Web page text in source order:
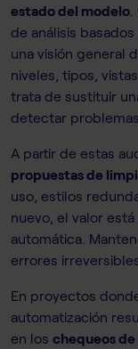
estado del modelo
de análisis
una visión general
niveles, tipos,
trata de sustituir
detectar
A partir de estas
propuestas de
uso, estilos
nuevo, el valor
automática.
errores
En proyectos
automatización
en los chequeos